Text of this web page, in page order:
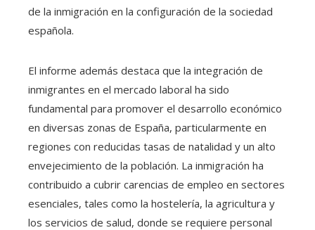
de la inmigración en la configuración de la sociedad
española.
El informe además destaca que la integración de
inmigrantes en el mercado laboral ha sido
fundamental para promover el desarrollo económico
en diversas zonas de España, particularmente en
regiones con reducidas tasas de natalidad y un alto
envejecimiento de la población. La inmigración ha
contribuido a cubrir carencias de empleo en sectores
esenciales, tales como la hostelería, la agricultura y
los servicios de salud, donde se requiere personal